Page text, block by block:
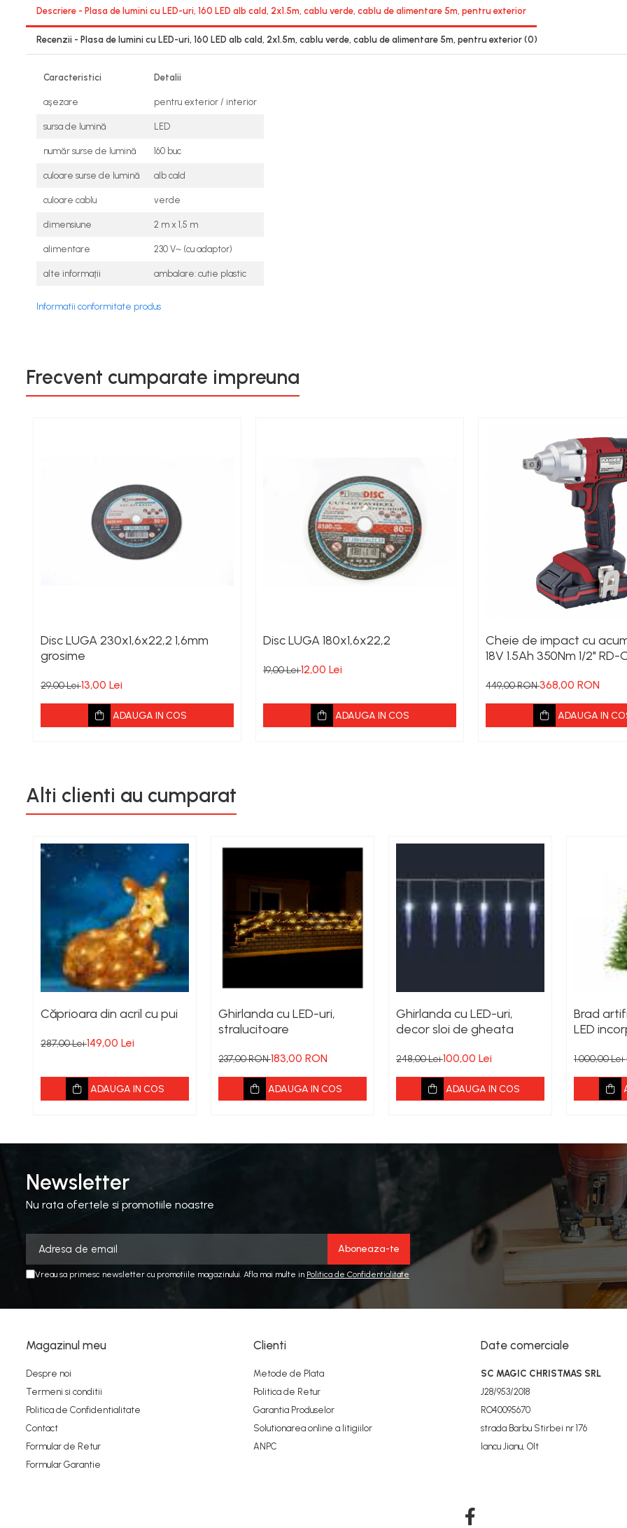
Descriere - Plasa de lumini cu LED-uri, 160 LED alb cald, 2x1.5m, cablu verde, cablu de alimentare 5m, pentru exterior
Recenzii - Plasa de lumini cu LED-uri, 160 LED alb cald, 2x1.5m, cablu verde, cablu de alimentare 5m, pentru exterior (0)
Caracteristici Detalii
aşezare pentru exterior / interior
sursa de lumină LED
număr surse de lumină 160 buc
culoare surse de lumină alb cald
culoare cablu verde
dimensiune 2 m x 1,5 m
alimentare 230 V~ (cu adaptor)
alte informaţii ambalare: cutie plastic
Informatii conformitate produs
Frecvent cumparate impreuna
Disc LUGA 230x1,6x22,2 1,6mm
grosime
29,00 Lei13,00 Lei
ADAUGA IN COS
Disc LUGA 180x1,6x22,2
19,00 Lei12,00 Lei
ADAUGA IN COS
Cheie de impact cu
18V 1.5Ah 350Nm 1/2" RD-
449,00 RON368,00 RON
ADAUGA IN
Alti clienti au cumparat
Căprioara din acril cu pui
287,00 Lei149,00 Lei
ADAUGA IN COS
Ghirlanda cu LED-uri,
stralucitoare
237,00 RON183,00 RON
ADAUGA IN COS
Ghirlanda cu LED-uri,
decor sloi de gheata
248,00 Lei100,00 Lei
ADAUGA IN COS
Brad
LED
1.000,00 Lei
Newsletter
Nu rata ofertele si promotiile noastre
Vreau sa primesc newsletter cu promotiile magazinului. Afla mai multe in Politica de Confidentialitate
Magazinul meu
Despre noi
Termeni si conditii
Politica de Confidentialitate
Contact
Formular de Retur
Formular Garantie
Clienti
Metode de Plata
Politica de Retur
Garantia Produselor
Solutionarea online a litigiilor
ANPC
Date comerciale
SC MAGIC CHRISTMAS SRL
J28/953/2018
RO40095670
strada Barbu Stirbei nr 176
Iancu Jianu, Olt